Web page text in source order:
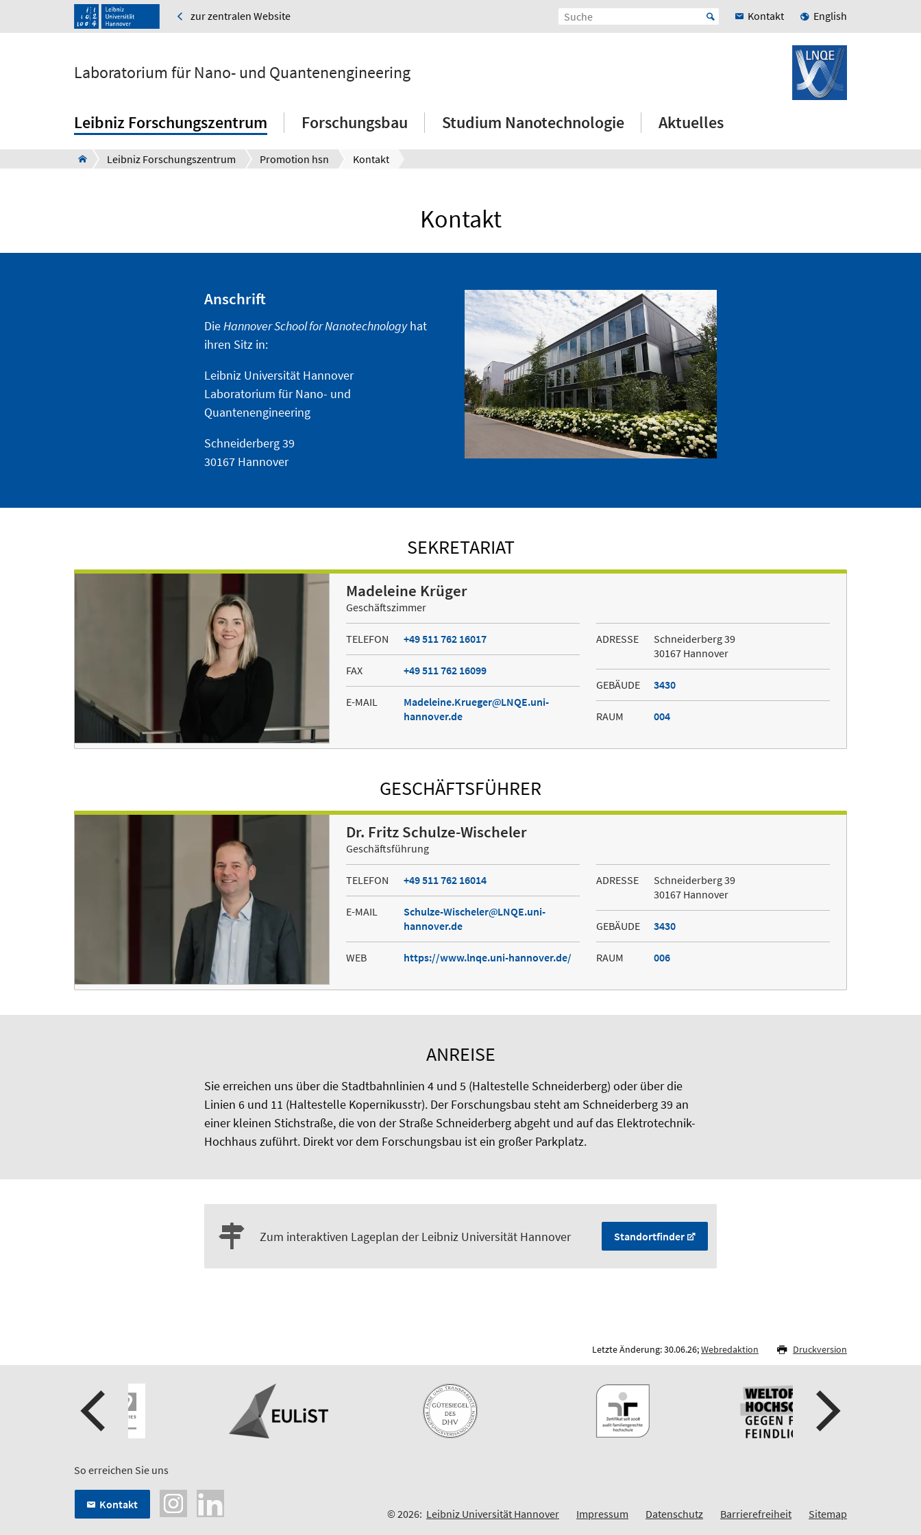
zur zentralen Website Kontakt English
Laboratorium für Nano- und Quantenengineering
Leibniz Forschungszentrum Forschungsbau Studium Nanotechnologie Aktuelles
Leibniz Forschungszentrum Promotion hsn Kontakt
Kontakt
Anschrift
DieHannover School for Nanotechnologyhat
ihren Sitz in:
Leibniz Universität Hannover
Laboratorium für Nano- und
Quantenengineering
Schneiderberg 39
30167 Hannover
SEKRETARIAT
Madeleine Krüger
Geschäftszimmer
TELEFON +49 511 762 16017
FAX +49 511 762 16099
E-MAIL Madeleine.Krueger
LNQE.uni-
hannover.de
ADRESSE
Schneiderberg 39
30167 Hannover
GEBÄUDE 3430
RAUM 004
GESCHÄFTSFÜHRER
Dr. Fritz Schulze-Wischeler
Geschäftsführung
TELEFON +49 511 762 16014
E-MAIL Schulze-Wischeler
LNQE.uni-
hannover.de
WEB https://www.lnqe.uni-hannover.de/
ADRESSE
Schneiderberg 39
30167 Hannover
GEBÄUDE 3430
RAUM 006
ANREISE
Sie erreichen uns über die Stadtbahnlinien 4 und 5 (Haltestelle Schneiderberg) oder über die
Linien 6 und 11 (Haltestelle Kopernikusstr). Der Forschungsbau steht am Schneiderberg 39 an
einer kleinen Stichstraße, die von der Straße Schneiderberg abgeht und auf das Elektrotechnik-
Hochhaus zuführt. Direkt vor dem Forschungsbau ist ein großer Parkplatz.
Zum interaktiven Lageplan der Leibniz Universität Hannover Standortfinder
Letzte Änderung: 30.06.26;Webredaktion Druckversion
So erreichen Sie uns
Kontakt
© 2026: Leibniz Universität Hannover Impressum Datenschutz Barrierefreiheit Sitemap